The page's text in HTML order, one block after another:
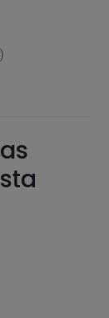
nutricional
más